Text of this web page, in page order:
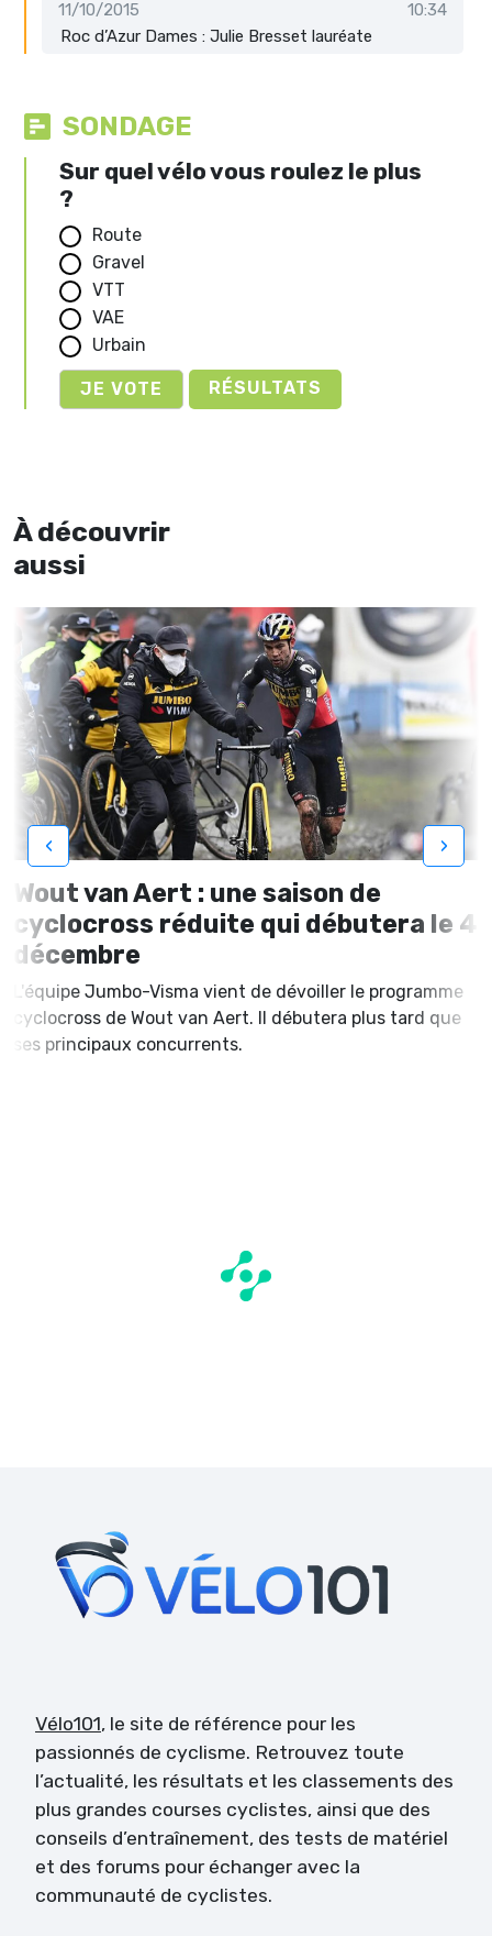
11/10/2015
10:34
Roc d’Azur Dames : Julie Bresset lauréate
SONDAGE
Sur quel vélo vous roulez le plus
?
Route
Gravel
VTT
VAE
Urbain
RÉSULTATS
À découvrir
aussi
Wout van Aert : une saison de
cyclocross réduite qui débutera le 4
décembre
L'équipe Jumbo-Visma vient de dévoiller le programme
cyclocross de Wout van Aert. Il débutera plus tard que
ses principaux concurrents.
‹ ›
Vélo101, le site de référence pour les
passionnés de cyclisme. Retrouvez toute
l’actualité, les résultats et les classements des
plus grandes courses cyclistes, ainsi que des
conseils d’entraînement, des tests de matériel
et des forums pour échanger avec la
communauté de cyclistes.